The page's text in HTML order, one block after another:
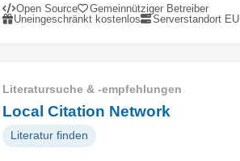
Open Source
Gemeinnütziger Betreiber
Uneingeschränkt kostenlos
Serverstandort EU
Literatursuche & -empfehlungen
Local Citation Network
Literatur finden